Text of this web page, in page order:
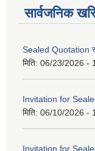
सार्वजनिक
Sealed Quotation
मिति: 06/23/2026 -
Invitation for
मिति: 06/10/2026 -
Invitation for